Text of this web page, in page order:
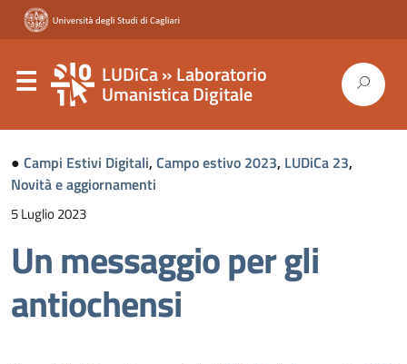
LUDiCa » Laboratorio
Umanistica Digitale
● Campi Estivi Digitali, Campo estivo 2023, LUDiCa 23,
Novità e aggiornamenti
5 Luglio 2023
Un messaggio per gli
antiochensi